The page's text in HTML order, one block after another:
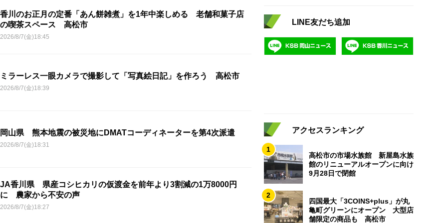
香川のお正月の定番「あん餅雑煮」を1年中楽しめる 老舗和菓子店
の喫茶スペース 高松市
2026/8/7(金)18:45
ミラーレス一眼カメラで撮影して「写真絵日記」を作ろう 高松市
2026/8/7(金)18:39
岡山県 熊本地震の被災地にDMATコーディネーターを第4次派遣
2026/8/7(金)18:31
JA香川県 県産コシヒカリの仮渡金を前年より3割減の1万8000円
に 農家から不安の声
2026/8/7(金)18:27
LINE友だち追加
アクセスランキング
1
高松市の市場水族館 新屋島水族
館のリニューアルオープンに向け
9月28日で閉館
2
四国最大「3COINS+plus」が丸
亀町グリーンにオープン 大型店
舗限定の商品も 高松市